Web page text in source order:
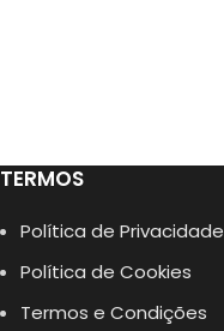
TERMOS
Política de Privacidade
Política de Cookies
Termos e Condições